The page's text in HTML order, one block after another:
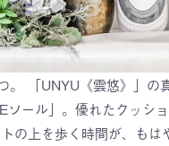
。 「UNYU《雲悠》」
ール」。優れたクッ
の上を歩く時間が、も